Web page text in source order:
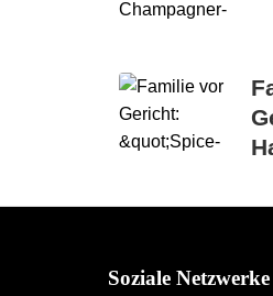
Soziale Netzwerke